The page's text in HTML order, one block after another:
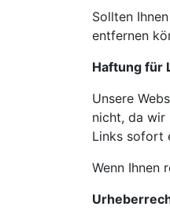
Sollten
entfernen
Haftung für
Unsere
nicht, da wir
Links sofort
Wenn Ihnen